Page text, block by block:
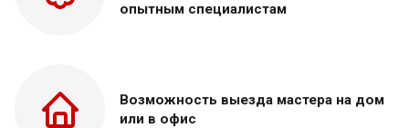
опытным специалистам
Возможность выезда мастера на дом
или в офис